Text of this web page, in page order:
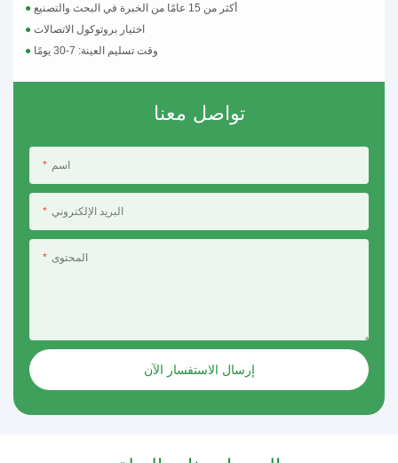
●
أكثر من 15 عامًا من الخبرة في البحث والتصنيع
●اختيار بروتوكول الاتصالات
●
وقت تسليم العينة: 7-30 يومًا
تواصل معنا
اسم
البريد الإلكتروني
المحتوى
إرسال الاستفسار الآن